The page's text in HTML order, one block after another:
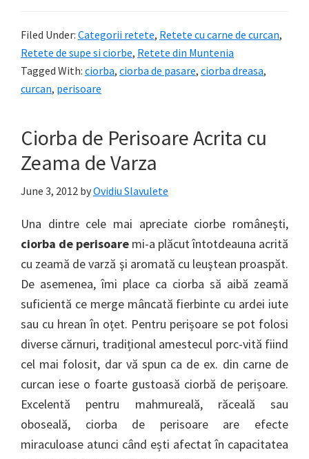
Filed Under: Categorii retete, Retete cu carne de curcan,
Retete de supe si ciorbe, Retete din Muntenia
Tagged With: ciorba, ciorba de pasare, ciorba dreasa,
curcan, perisoare
Ciorba de Perisoare Acrita cu
Zeama de Varza
June 3, 2012 byOvidiu Slavulete
Una dintre cele mai apreciate ciorbe româneşti,
ciorba de perisoare mi-a plăcut întotdeauna acrită
cu zeamă de varză şi aromată cu leuştean proaspăt.
De asemenea, îmi place ca ciorba să aibă zeamă
suficientă ce merge mâncată fierbinte cu ardei iute
sau cu hrean în oțet. Pentru perișoare se pot folosi
diverse cărnuri, tradițional amestecul porc-vită fiind
cel mai folosit, dar vă spun ca de ex. din carne de
curcan iese o foarte gustoasă ciorbă de perișoare.
Excelentă pentru mahmureală, răceală sau
oboseală, ciorba de perisoare are efecte
miraculoase atunci când ești afectat în capacitatea